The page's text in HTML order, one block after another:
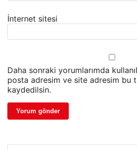
İnternet sitesi
Daha sonraki yorumlarımda
posta adresim ve site adresim bu
kaydedilsin.